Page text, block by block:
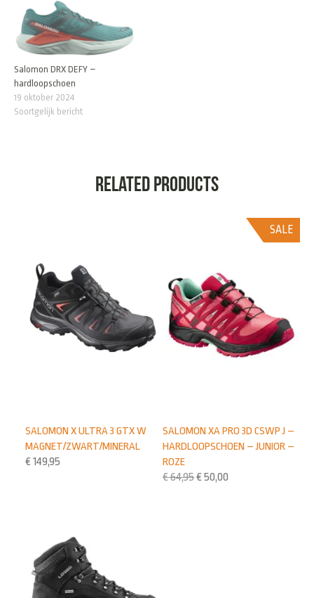
Salomon DRX DEFY –
hardloopschoen
19 oktober 2024
Soortgelijk bericht
Related products
SALE
SALOMON XA PRO 3D CSWP J –
HARDLOOPSCHOEN – JUNIOR –
ROZE
€64,95€ 50,00
SALOMON X ULTRA 3 GTX W
MAGNET/ZWART/MINERAL
€ 149,95